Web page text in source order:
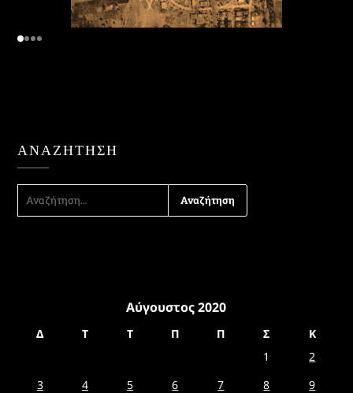
ΑΝΑΖΉΤΗΣΗ
ΓΙΑ:
Αύγουστος 2020
Δ Τ Τ Π Π Σ
Κ
1
2
3
4 5 6 7 8
9